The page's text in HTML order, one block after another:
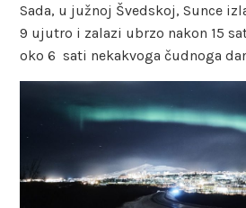
Sada, u južnoj Švedskoj, Sunce
9 ujutro i zalazi ubrzo nakon 15
oko 6 sati nekakvoga čudnoga